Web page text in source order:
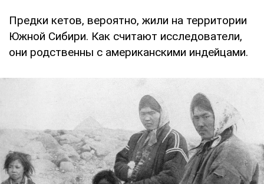
Предки кетов, вероятно, жили на территории
Южной Сибири. Как считают исследователи,
они родственны с американскими индейцами.